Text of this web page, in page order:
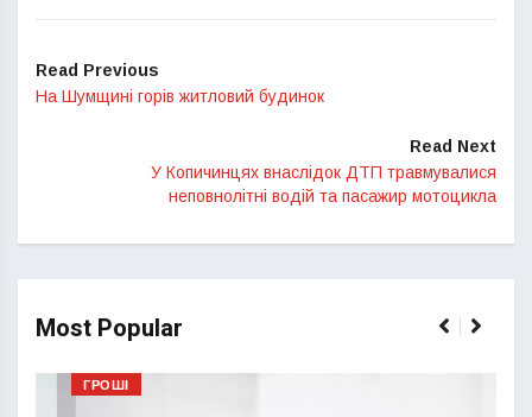
Read Previous
На Шумщині горів житловий будинок
Read Next
У Копичинцях внаслідок ДТП травмувалися
неповнолітні водій та пасажир мотоцикла
Most Popular
ГРОШІ